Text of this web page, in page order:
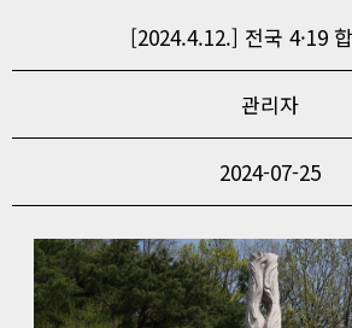
[2024.4.12.] 전국 4·19
관리자
2024-07-25